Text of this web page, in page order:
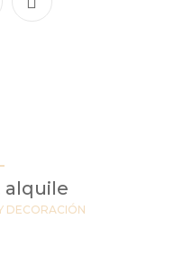
alquile
DECORACIÓN